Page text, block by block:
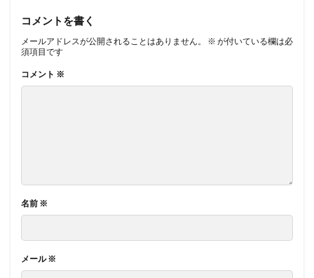
コメントを書く
メールアドレスが公開されることはありません。 ※ が付いている欄は必
須項目です
コメント ※
名前 ※
メール※